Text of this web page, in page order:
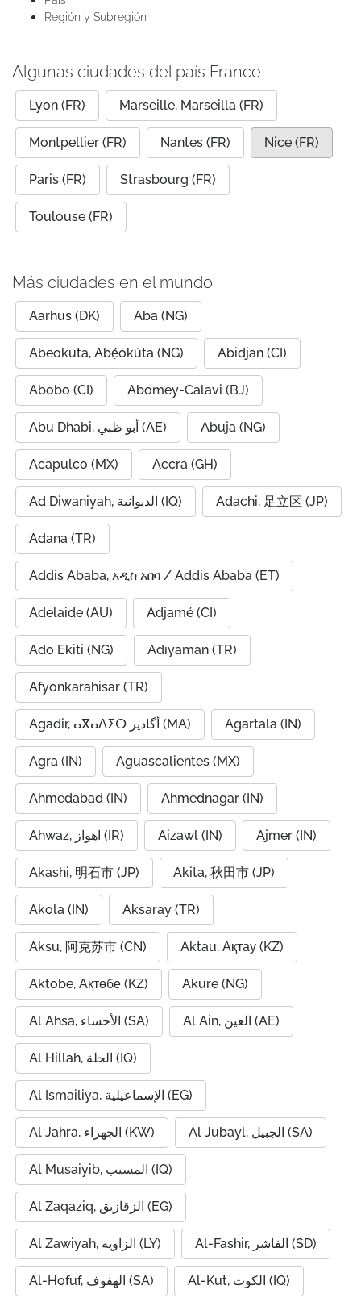
Región y Subregión
Algunas ciudades del país France
Lyon (FR) Marseille, Marseilla (FR)
Montpellier (FR) Nantes (FR) Nice (FR)
Paris (FR) Strasbourg (FR)
Toulouse (FR)
Más ciudades en el mundo
Aarhus (DK) Aba (NG)
Abeokuta, Abẹ́òkúta (NG) Abidjan (CI)
Abobo (CI) Abomey-Calavi (BJ)
Abu Dhabi, أبو ظبي (AE) Abuja (NG)
Acapulco (MX) Accra (GH)
Ad Diwaniyah, الديوانية (IQ) Adachi, 足立区 (JP)
Adana (TR)
Addis Ababa, አዲስ አበባ / Addis Ababa (ET)
Adelaide (AU) Adjamé (CI)
Ado Ekiti (NG) Adıyaman (TR)
Afyonkarahisar (TR)
Agadir, ⴰⴳⴰⴷⵉⵔ أگادیر (MA) Agartala (IN)
Agra (IN) Aguascalientes (MX)
Ahmedabad (IN) Ahmednagar (IN)
Ahwaz, اهواز (IR) Aizawl (IN) Ajmer (IN)
Akashi, 明石市 (JP) Akita, 秋田市 (JP)
Akola (IN) Aksaray (TR)
Aksu, 阿克苏市 (CN) Aktau, Ақтау (KZ)
Aktobe, Ақтөбе (KZ) Akure (NG)
Al Ahsa, الأحساء (SA) Al Ain, العين (AE)
Al Hillah, الحلة (IQ)
Al Ismailiya, الإسماعيلية (EG)
Al Jahra, الجهراء (KW) Al Jubayl, الجبيل (SA)
Al Musaiyib, المسيب (IQ)
Al Zaqaziq, الزقازيق (EG)
Al Zawiyah, الزاوية (LY) Al-Fashir, الفاشر (SD)
Al-Hofuf, الهفوف (SA) Al-Kut, الكوت (IQ)